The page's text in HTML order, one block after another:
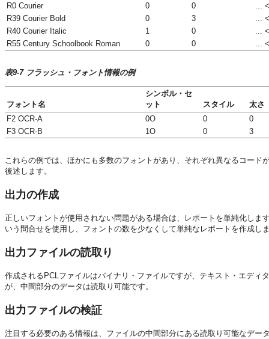
R0 Courier
0 0
...
R39 Courier Bold
0 3
...
R40 Courier Italic
1 0
...
R55 Century Schoolbook Roman
0 0 ...
表9-7 フラッシュ・フォント情報の例
フォント名
シンボル・セ
ット
スタイル
太さ
F2 OCR-A
0O 0
0
F3 OCR-B
1O 0 3
これらの例では、ほかにも多数のフォントがあり、それぞれ異なるコー
後述します。
出力の作成
正しいフォントが使用されない問題がある場合は、レポートを単純化しま
いう問合せを使用し、フォントの数を少なくして単純なレポートを作成
出力ファイルの読取り
作成されるPCLファイルはバイナリ・ファイルですが、テキスト・エデ
が、中間部分のデータは読取り可能です。
出力ファイルの検証
注目する必要のある情報は、ファイルの中間部分にある読取り可能なデ